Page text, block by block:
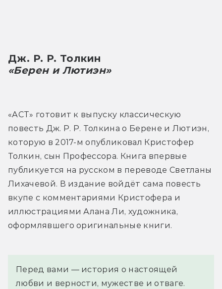
Дж. Р. Р. Толкин
«Берен и Лютиэн»
«АСТ» готовит к выпуску классическую
повесть Дж. Р. Р. Толкина о Берене и Лютиэн,
которую в 2017-м опубликовал Кристофер
Толкин, сын Профессора. Книга впервые
публикуется на русском в переводе Светланы
Лихачевой. В издание войдёт сама повесть
вкупе с комментариями Кристофера и
иллюстрациями Алана Ли, художника,
оформлявшего оригинальные книги.
Перед вами — история о настоящей
любви и верности, мужестве и отваге.